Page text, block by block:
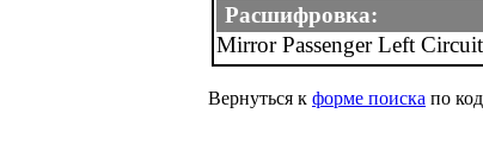
Расшифровка:
Mirror Passenger Left
Вернуться к форме поиска по